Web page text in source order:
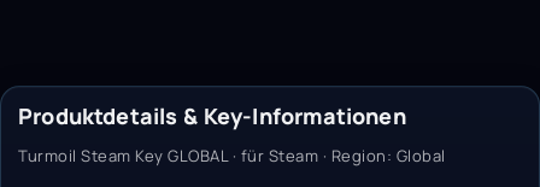
Produktdetails & Key-Informationen
Turmoil Steam Key GLOBAL · für Steam · Region: Global